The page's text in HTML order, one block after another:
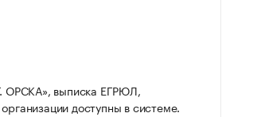
выписка ЕГРЮЛ,
доступны в системе.